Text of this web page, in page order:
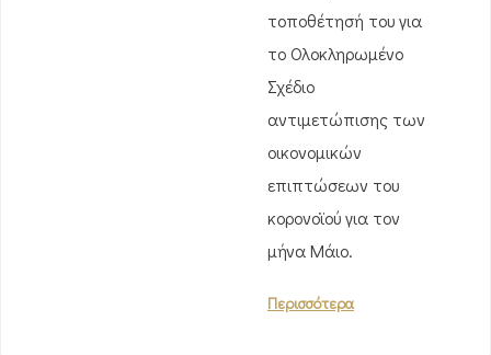
τοποθέτησή του για
το Ολοκληρωμένο
Σχέδιο
αντιμετώπισης των
οικονομικών
επιπτώσεων του
κορονοϊού για τον
μήνα Μάιο.
Περισσότερα